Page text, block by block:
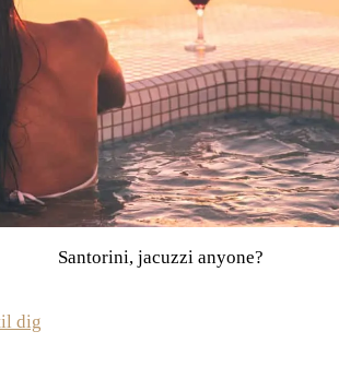
Santorini, jacuzzi anyone?
dig